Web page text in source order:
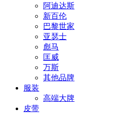
阿迪达斯
新百伦
巴黎世家
亚瑟士
彪马
匡威
万斯
其他品牌
服装
高端大牌
皮带